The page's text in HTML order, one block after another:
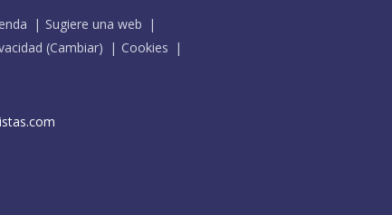
Sugiere una web
(Cambiar)
Cookies